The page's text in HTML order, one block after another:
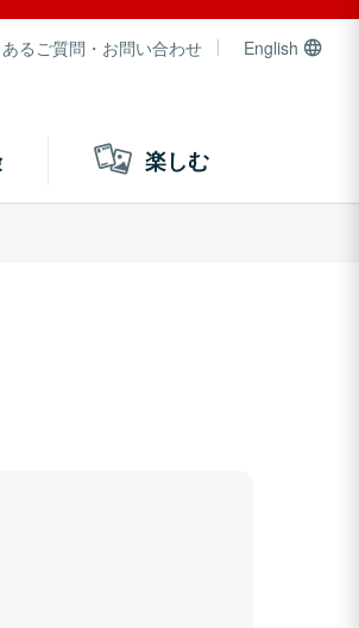
あるご質問・お問い合わせ English
楽しむ